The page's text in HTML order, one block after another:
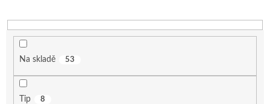
k
t
Na skladě 53
Tip 8